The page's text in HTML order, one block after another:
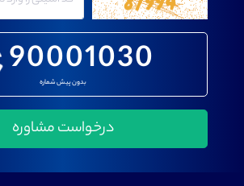
90001030
بدون پیش شماره